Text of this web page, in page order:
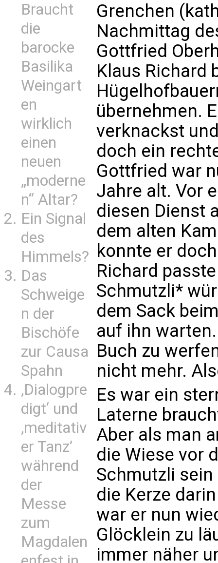
Braucht
die
barocke
Basilika
Weingart
en
wirklich
einen
neuen
„moderne
n“ Altar?
Ein Signal
des
Himmels?
Das
Schweige
n der
Bischöfe
zur Causa
Spahn
‚Dialogpre
digt‘ und
‚meditativ
er Tanz’
während
der
Messe
zum
Magdalen
Grenchen
Nachmittag
Gottfried
Klaus Richard
übernehmen.
verknackst
doch ein
Gottfried war
Jahre alt. Vor
diesen Dienst
dem alten
konnte er
Richard
Schmutzli*
dem Sack
auf ihn
Buch zu
nicht mehr.
Es war ein
Laterne
Aber als man
die Wiese vor
Schmutzli
die Kerze
war er nun
Glöcklein zu
immer näher